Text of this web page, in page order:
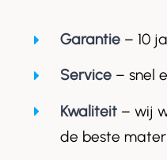
Garantie– 10
Service – snel
Kwaliteit– wij
de beste